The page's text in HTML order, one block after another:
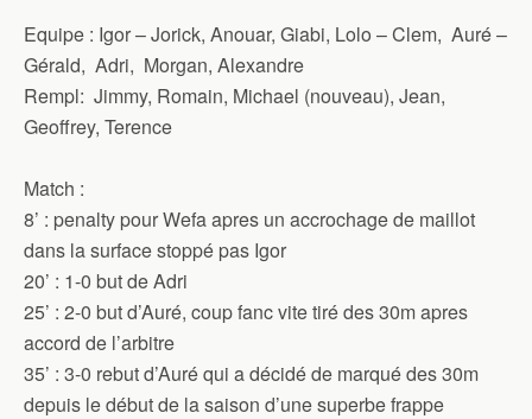
Equipe : Igor – Jorick, Anouar, Giabi, Lolo – Clem, Auré –
Gérald, Adri, Morgan, Alexandre
Rempl: Jimmy, Romain, Michael (nouveau), Jean,
Geoffrey, Terence
Match :
8’ : penalty pour Wefa apres un accrochage de maillot
dans la surface stoppé pas Igor
20’ : 1-0 but de Adri
25’ : 2-0 but d’Auré, coup fanc vite tiré des 30m apres
accord de l’arbitre
35’ : 3-0 rebut d’Auré qui a décidé de marqué des 30m
depuis le début de la saison d’une superbe frappe